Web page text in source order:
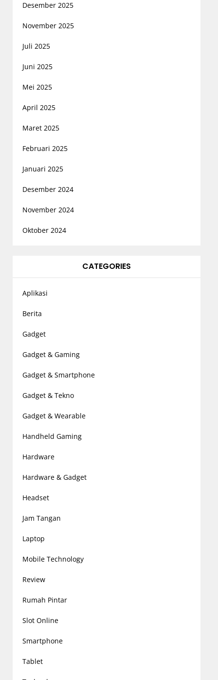
Desember 2025
November 2025
Juli 2025
Juni 2025
Mei 2025
April 2025
Maret 2025
Februari 2025
Januari 2025
Desember 2024
November 2024
Oktober 2024
CATEGORIES
Aplikasi
Berita
Gadget
Gadget & Gaming
Gadget & Smartphone
Gadget & Tekno
Gadget & Wearable
Handheld Gaming
Hardware
Hardware & Gadget
Headset
Jam Tangan
Laptop
Mobile Technology
Review
Rumah Pintar
Slot Online
Smartphone
Tablet